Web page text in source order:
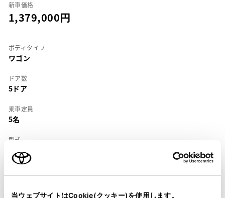
当ウェブサイトはCookie(クッキー)を使用します。
新車価格
1,379,000
ボディタイプ
ワゴン
ドア数
5ドア
乗車定員
5名
型式
KE-CE102G